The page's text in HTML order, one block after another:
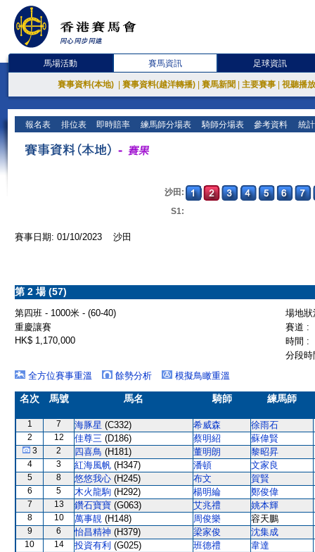
馬場活動 賽馬資訊 足球資訊
賽事資料(本地) 賽事資料(越洋轉播) 賽馬新聞 主要賽事 視聽播
報名表 排位表 即時賠率 練馬師分場表 騎師分場表 參考資料 統
沙田:
S1:
賽事日期: 01/10/2023 沙田
第 2 場 (57)
第四班 - 1000米 - (60-40)
場地
重慶讓賽
賽道 :
HK$ 1,170,000
時間 :
分段
全方位賽事重溫
餘勢分析 模擬鳥瞰重溫
名次 馬號 馬名 騎師 練馬師
1 7 海豚星 (C332) 希威森 徐雨石
2 12 佳尊三 (D186) 蔡明紹 蘇偉賢
3 2 四喜鳥 (H181) 董明朗 黎昭昇
4 3 紅海風帆 (H347) 潘頓 文家良
5 8 悠悠我心 (H245) 布文 賀賢
6 5 木火龍駒 (H292) 楊明綸 鄭俊偉
7 13 鑽石寶寶 (G063) 艾兆禮 姚本輝
8 10 萬事靚 (H148) 周俊樂 容天鵬
9 6 怡昌精神 (H379) 梁家俊 沈集成
10 14 投資有利 (G025) 班德禮 韋達